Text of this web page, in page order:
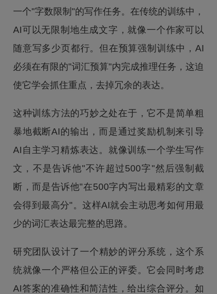
一个"字数限制"的写作任务。在传统的训练中，
AI可以无限制地生成文字，就像一个作家可以
随意写多少页都行。但在预算强制训练中，AI
必须在有限的"词汇预算"内完成推理任务，这迫
使它学会抓住重点，去掉冗余的表达。
这种训练方法的巧妙之处在于，它不是简单粗
暴地截断AI的输出，而是通过奖励机制来引导
AI自主学习精炼表达。就像训练一个学生写作
文，不是告诉他"不许超过500字"然后强制截
断，而是告诉他"在500字内写出最精彩的文章
会得到最高分"。这样AI就会主动思考如何用最
少的词汇表达最完整的思路。
研究团队设计了一个精妙的评分系统，这个系
统就像一个严格但公正的评委。它会同时考虑
AI答案的准确性和简洁性，给出综合评分。如